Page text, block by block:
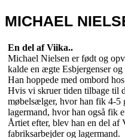
MICHAEL
En del af Viika..
Michael Nielsen er født og
kalde en ægte Esbjergenser
Han hoppede med ombord
Hvis vi skruer tiden tilbage til
møbelsælger, hvor han fik 4-5
lagermand, hvor han også fik
Årtiet efter, blev han en del af
fabriksarbejder og lagermand.